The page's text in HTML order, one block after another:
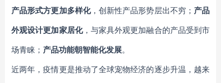
产品形式方更加多样化，创新性产品形势层出不穷 ； 产品
外观设计更加家居化，与家具外观更加融合的产品受到市
场青睐； 产品功能朝智能化发展。
近两年，疫情更是推动了全球宠物经济的逐步升温，越来